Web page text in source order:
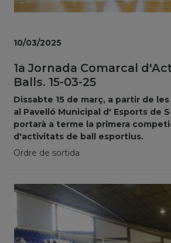
1a Jornada Comarcal
Balls. 15-03-25
Dissabte 15 de març, a partir de les
al Pavelló Municipal d' Esports de
portarà a terme la primera
d'activitats de ball esportius.
Ordre de sortida
10/03/2025